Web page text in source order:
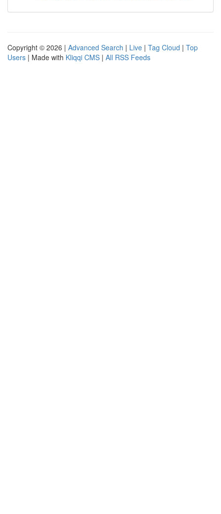
Copyright © 2026 | Advanced Search | Live | Tag Cloud | Top
Users | Made with Kliqqi CMS | All RSS Feeds